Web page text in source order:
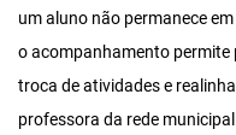
um aluno não permanece
o acompanhamento
troca de atividades e
professora da rede